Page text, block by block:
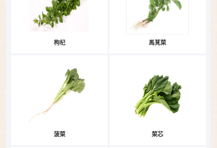
枸杞 馬莧菜
菠菜 菜芯